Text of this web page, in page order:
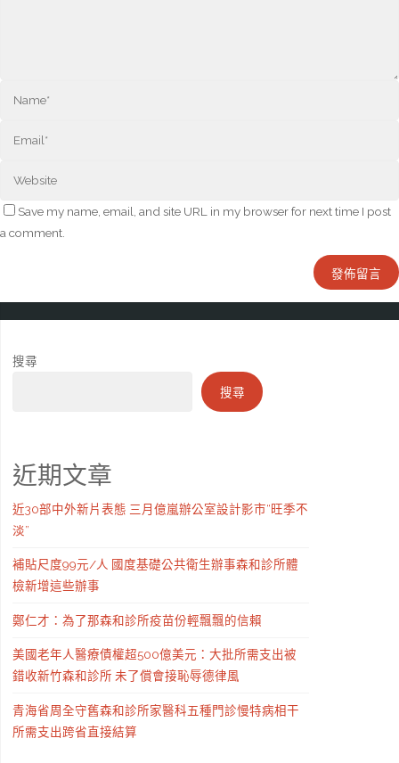
Save my name, email, and site URL in my browser for next time I post
a comment.
搜尋
搜尋
近期文章
近30部中外新片表態 三月億嵐辦公室設計影市“旺季不
淡”
補貼尺度99元/人 國度基礎公共衛生辦事森和診所體
檢新增這些辦事
鄭仁才：為了那森和診所疫苗份輕飄飄的信賴
美國老年人醫療債權超500億美元：大批所需支出被
錯收新竹森和診所 未了償會接恥辱德律風
青海省周全守舊森和診所家醫科五種門診慢特病相干
所需支出跨省直接結算